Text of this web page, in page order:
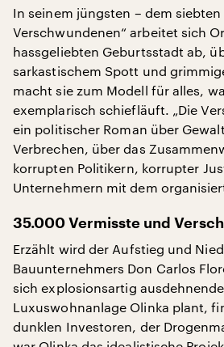
In seinem jüngsten – dem siebten
Verschwundenen“ arbeitet sich
hassgeliebten Geburtsstadt ab,
sarkastischem Spott und
macht sie zum Modell für alles,
exemplarisch schiefläuft. „Die
ein politischer Roman über
Verbrechen, über das
korrupten Politikern, korrupter
Unternehmern mit dem
35.000 Vermisste und
Erzählt wird der Aufstieg und
Bauunternehmers Don Carlos
sich explosionsartig
Luxuswohnanlage Olinka plant,
dunklen Investoren, der